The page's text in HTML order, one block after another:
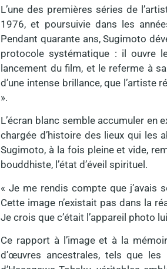
L’une des premières séries de
1976, et poursuivie dans les
Pendant quarante ans, Sugimoto
protocole systématique : il ouvre
lancement du film, et le referme à
d’une intense brillance, que l’artiste
».
L’écran blanc semble accumuler en
chargée d’histoire des lieux qui les
Sugimoto, à la fois pleine et vide,
bouddhiste, l’état d’éveil spirituel.
« Je me rendis compte que j’avais
Cette image n’existait pas dans la
Je crois que c’était l’appareil photo
Ce rapport à l’image et à la
d’œuvres ancestrales, tels que